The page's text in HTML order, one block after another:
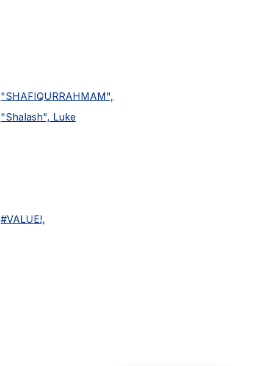
"SHAFIQURRAHMAM",
"Shalash", Luke
#VALUE!,